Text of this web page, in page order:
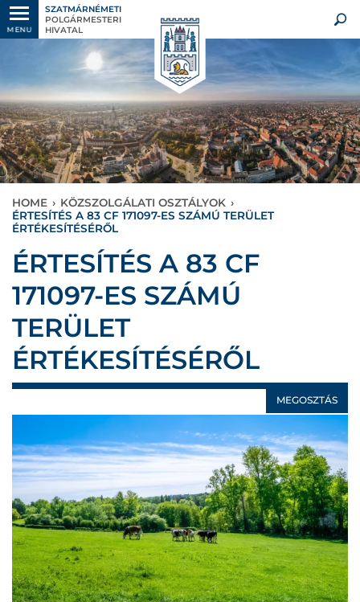
MENU
SZATMÁRNÉMETI
POLGÁRMESTERI
HIVATAL
HOME › KÖZSZOLGÁLATI OSZTÁLYOK ›
ÉRTESÍTÉS A 83 CF 171097-ES SZÁMÚ TERÜLET
ÉRTÉKESÍTÉSÉRŐL
ÉRTESÍTÉS A 83 CF
171097-ES SZÁMÚ
TERÜLET
ÉRTÉKESÍTÉSÉRŐL
MEGOSZTÁS